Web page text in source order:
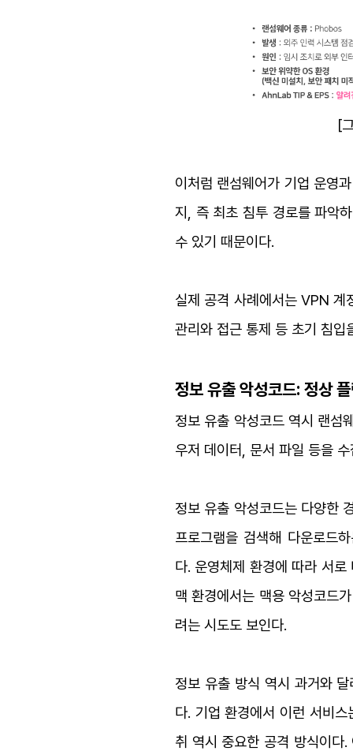
[
이처럼 랜섬웨어가 기업 운영
지, 즉 최초 침투 경로를 파악
수 있기 때문이다.
실제 공격 사례에서는 VPN 계
관리와 접근 통제 등 초기 침입
정보 유출 악성코드: 정상
정보 유출 악성코드 역시 랜섬
우저 데이터, 문서 파일 등을
정보 유출 악성코드는 다양한
프로그램을 검색해 다운로드
다. 운영체제 환경에 따라 서
맥 환경에서는 맥용 악성코드
려는 시도도 보인다.
정보 유출 방식 역시 과거와
다. 기업 환경에서 이런 서비
취 역시 중요한 공격 방식이다